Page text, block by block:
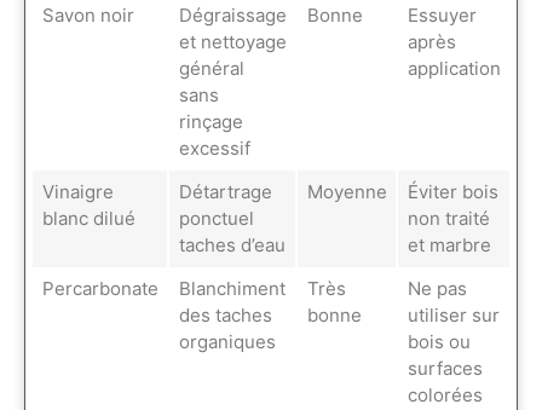
Savon noir
Dégraissage
et nettoyage
général
sans
rinçage
excessif
Bonne
Essuyer
après
application
Vinaigre
blanc dilué
Détartrage
ponctuel
taches d’eau
Moyenne
Éviter bois
non traité
et marbre
Percarbonate
Blanchiment
des taches
organiques
Très
bonne
Ne pas
utiliser sur
bois ou
surfaces
colorées